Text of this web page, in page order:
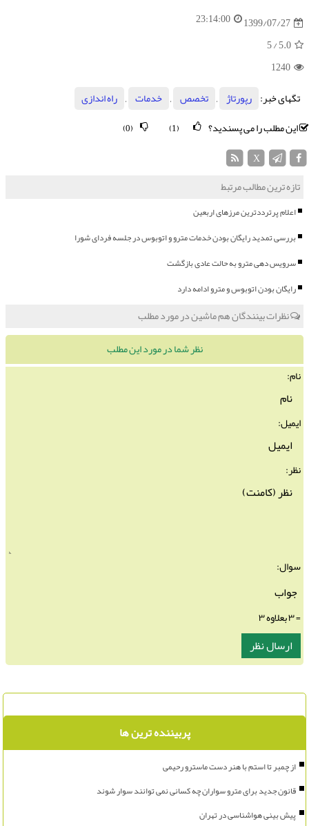
1399/07/27
23:14:00
5.0
/ 5
1240
تگهای خبر:
رپورتاژ , تخصص , خدمات ,
راه اندازی
این مطلب را می پسندید؟
(0)
تازه ترین مطالب مرتبط
اعلام پرترددترین مرزهای اربعین
بررسی تمدید رایگان بودن خدمات مترو و اتوبوس در جلسه فردای شورا
سرویس دهی مترو به حالت عادی بازگشت
رایگان بودن اتوبوس و مترو ادامه دارد
نظرات بینندگان هم ماشین در مورد مطلب
نظر شما در مورد این مطلب
نام:
ایمیل:
نظر:
سوال:
پربیننده ترین ها
از چمبر تا استم با هنر دست ماسترو رحیمی
قانون جدید برای مترو سواران چه کسانی نمی توانند سوار شوند
پیش بینی هواشناسی در تهران